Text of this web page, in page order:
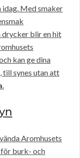
idag. Med smaker
drycker blir en hit
kan ge dina
till synes utan att
.
Aromhusets
burk- och